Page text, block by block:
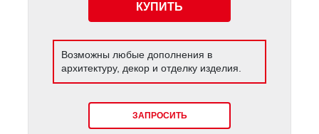
КУПИТЬ
Возможны любые дополнения в
архитектуру, декор и отделку изделия.
ЗАПРОСИТЬ